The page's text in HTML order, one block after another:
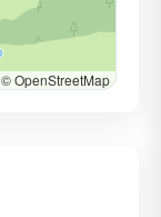
© OpenStreetMap